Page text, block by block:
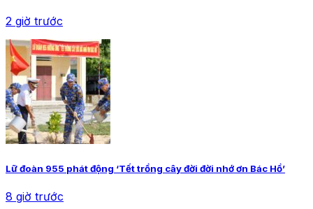
2 giờ trước
Lữ đoàn 955 phát động ‘Tết trồng cây đời đời nhớ ơn Bác Hồ’
8 giờ trước